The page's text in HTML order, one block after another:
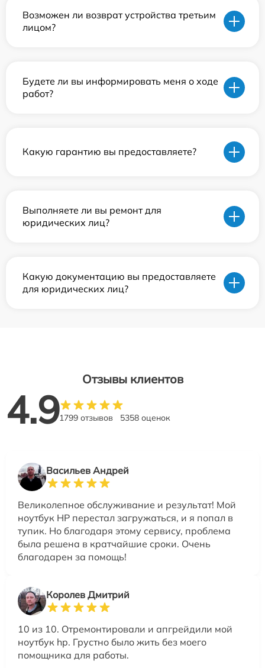
Возможен ли возврат устройства третьим
лицом?
Будете ли вы информировать меня о ходе
работ?
Какую гарантию вы предоставляете?
Выполняете ли вы ремонт для
юридических лиц?
Какую документацию вы предоставляете
для юридических лиц?
Отзывы клиентов
4.91799 отзывов 5358 оценок
Васильев Андрей
Великолепное обслуживание и результат! Мой
ноутбук HP перестал загружаться, и я попал в
тупик. Но благодаря этому сервису, проблема
была решена в кратчайшие сроки. Очень
благодарен за помощь!
Королев Дмитрий
10 из 10. Отремонтировали и апгрейдили мой
ноутбук hp. Грустно было жить без моего
помощника для работы.